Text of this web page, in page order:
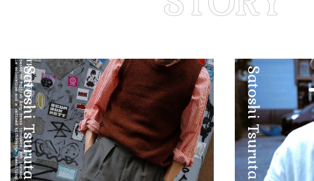
Satoshi Tsuruta Satoshi Tsuruta